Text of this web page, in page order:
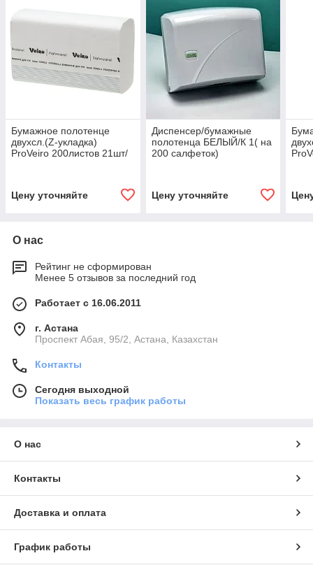
Бумажное полотенце
двухсл.(Z-укладка)
ProVeiro 200листов 21шт/
Цену уточняйте
Диспенсер/бумажные
полотенца БЕЛЫЙ/К 1( на
200 салфеток)
Цену уточняйте
О нас
Рейтинг не сформирован
Менее 5 отзывов за последний год
Работает с 16.06.2011
г. Астана
​Проспект Абая, 95/2, Астана, Казахстан
Контакты
Сегодня выходной
Показать весь график работы
О нас
Контакты
Доставка и оплата
График работы